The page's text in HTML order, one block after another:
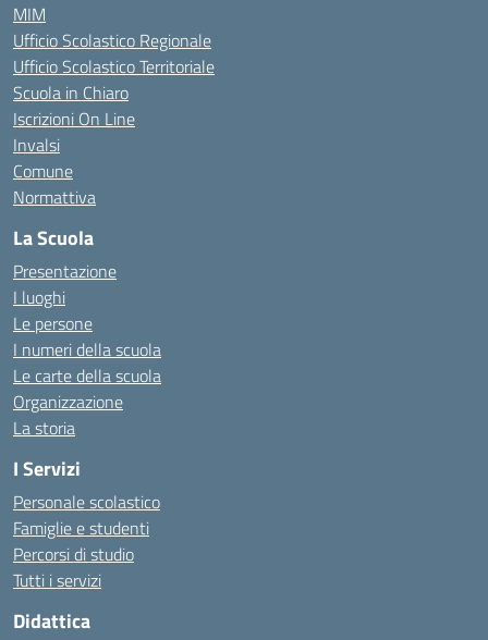
MIM
Ufficio Scolastico Regionale
Ufficio Scolastico Territoriale
Scuola in Chiaro
Iscrizioni On Line
Invalsi
Comune
Normattiva
La Scuola
Presentazione
I luoghi
Le persone
I numeri della scuola
Le carte della scuola
Organizzazione
La storia
I Servizi
Personale scolastico
Famiglie e studenti
Percorsi di studio
Tutti i servizi
Didattica